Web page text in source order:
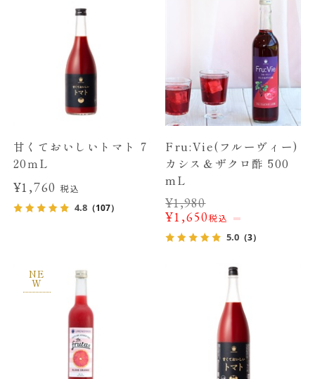
甘くておいしいトマト 7
20ｍL
¥1,760税込
4.8（107）
Fru:Vie(フルーヴィー)
カシス＆ザクロ酢 500
mL
¥1,980
¥1,650税込
5.0 （3）
NE
W